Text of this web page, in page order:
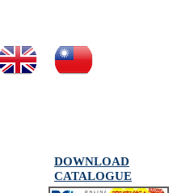
DOWNLOAD
CATALOGUE